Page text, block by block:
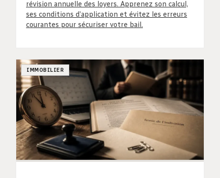
révision annuelle des loyers. Apprenez son calcul,
ses conditions d’application et évitez les erreurs
courantes pour sécuriser votre bail.
IMMOBILIER